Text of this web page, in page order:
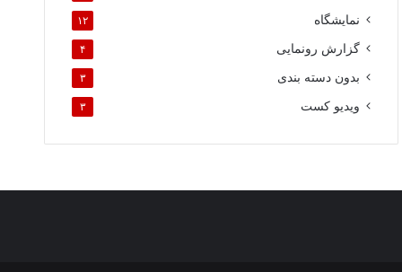
نمایشگاه ۱۲
گزارش رونمایی ۴
بدون دسته بندی ۳
ویدیو کست ۳